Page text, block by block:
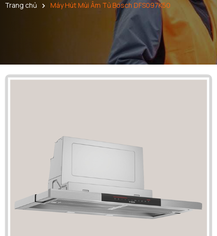
Trang chủ Máy Hút Mùi Âm Tủ Bosch DFS097K50
Mã giảm giá: